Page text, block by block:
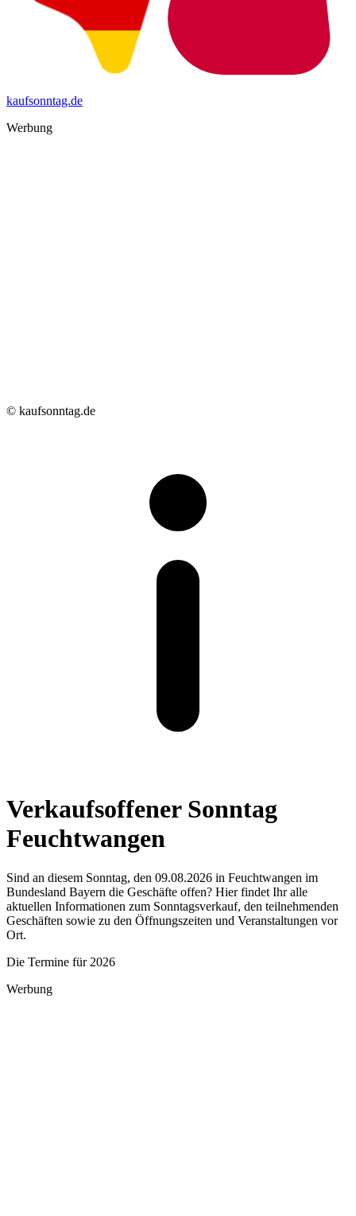
kaufsonntag.de
Werbung
© kaufsonntag.de
Verkaufsoffener Sonntag
Feuchtwangen
Sind an diesem Sonntag, den 09.08.2026 in Feuchtwangen im
Bundesland Bayern die Geschäfte offen? Hier findet Ihr alle
aktuellen Informationen zum Sonntagsverkauf, den teilnehmenden
Geschäften sowie zu den Öffnungszeiten und Veranstaltungen vor
Ort.
Die Termine für 2026
Werbung